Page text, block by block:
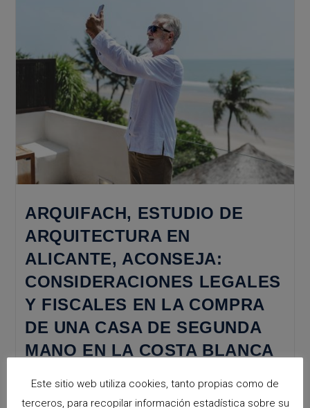
Villa
Arquitectura
Moderna
ARQUIFACH, ESTUDIO DE
ARQUITECTURA EN
ALICANTE, ACONSEJA:
CONSIDERACIONES LEGALES
Y FISCALES EN LA COMPRA
DE UNA CASA DE SEGUNDA
MANO EN LA COSTA BLANCA
Este sitio web utiliza cookies, tanto propias como de
terceros, para recopilar información estadística sobre su